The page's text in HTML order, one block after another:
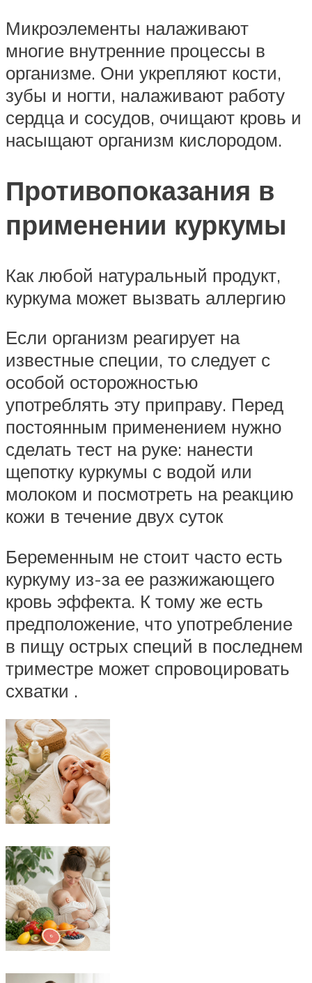
Микроэлементы налаживают
многие внутренние процессы в
организме. Они укрепляют кости,
зубы и ногти, налаживают работу
сердца и сосудов, очищают кровь и
насыщают организм кислородом.
Противопоказания в
применении куркумы
Как любой натуральный продукт,
куркума может вызвать аллергию
Если организм реагирует на
известные специи, то следует с
особой осторожностью
употреблять эту приправу. Перед
постоянным применением нужно
сделать тест на руке: нанести
щепотку куркумы с водой или
молоком и посмотреть на реакцию
кожи в течение двух суток
Беременным не стоит часто есть
куркуму из-за ее разжижающего
кровь эффекта. К тому же есть
предположение, что употребление
в пищу острых специй в последнем
триместре может спровоцировать
схватки .